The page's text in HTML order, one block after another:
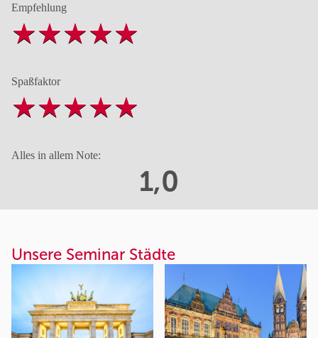
Empfehlung
Spaßfaktor
Alles in allem Note:
1,0
Unsere Seminar Städte